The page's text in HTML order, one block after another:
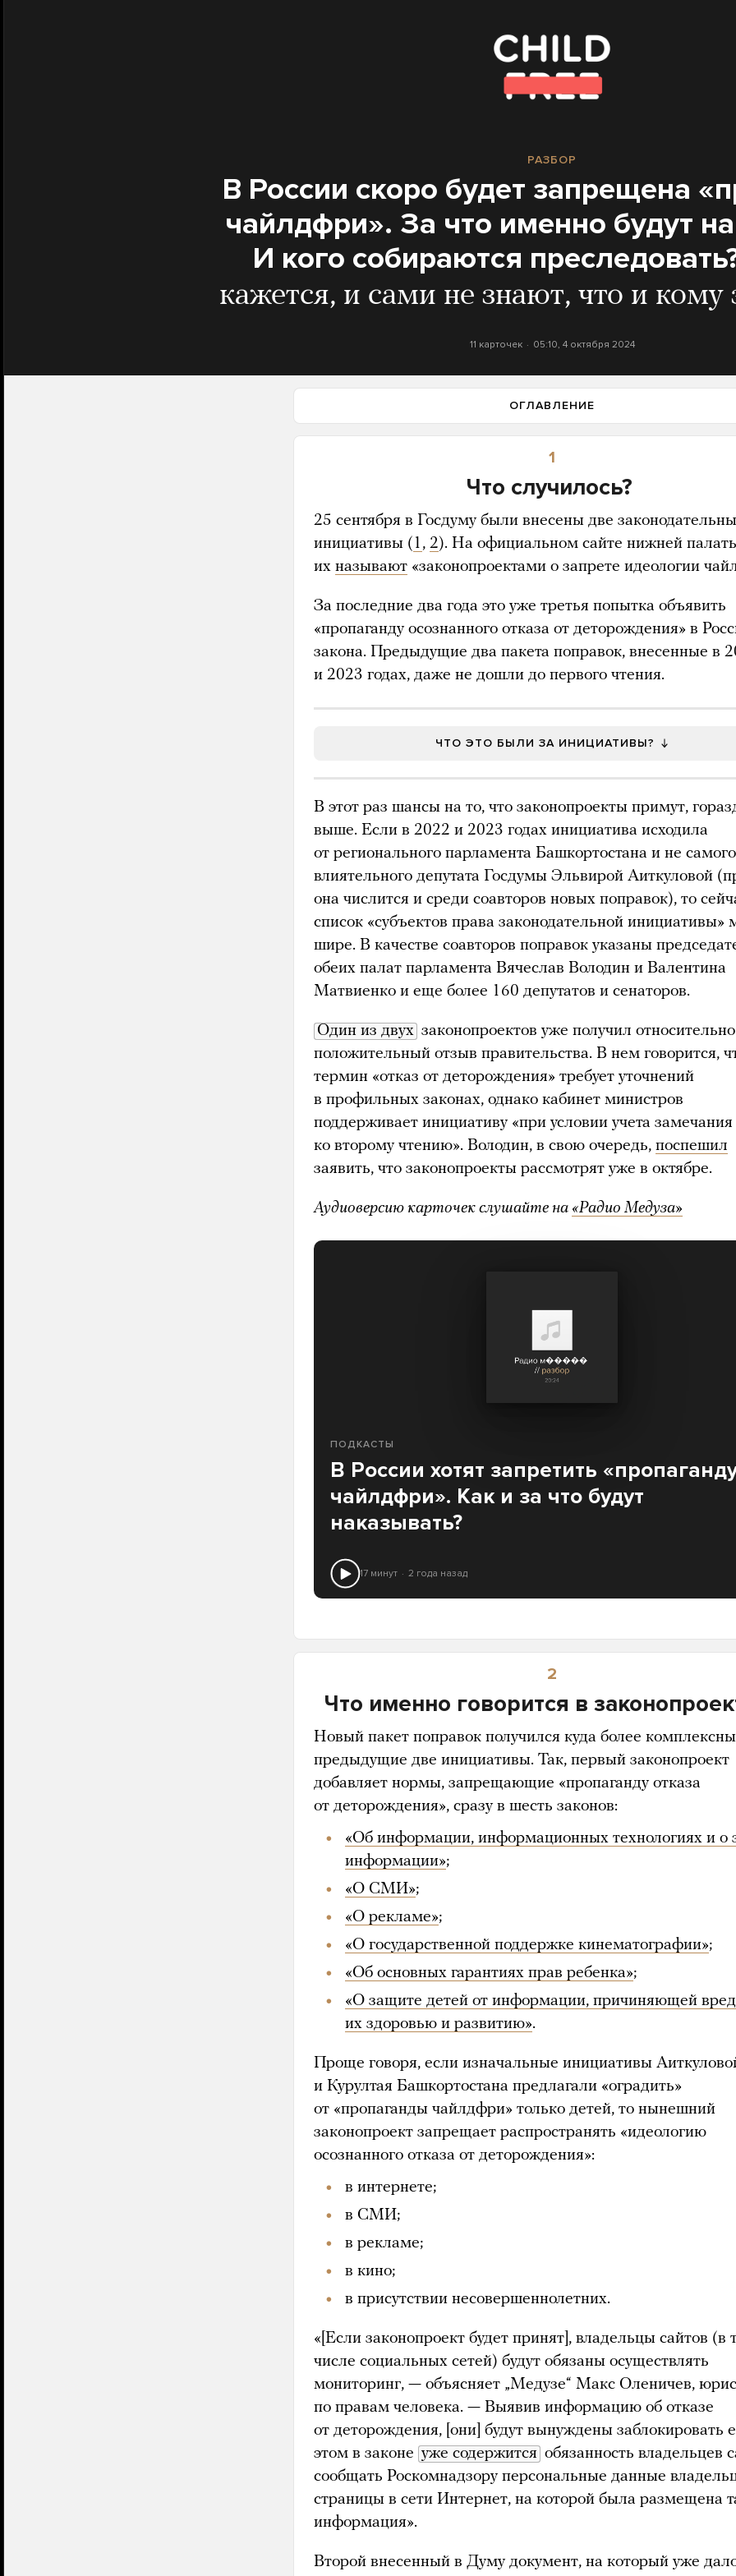
РАЗБОР
В России скоро будет запрещена
чайлдфри». За что именно будут
И кого собираются
кажется, и сами не знают, что и
11 карточек 05:10, 4 октября 2024
ОГЛАВЛЕНИЕ
1
Что случилось?
25 сентября в Госдуму были внесены две
инициативы ( 1 , 2). На официальном сайте нижней
их называют «законопроектами о запрете идеологии
За последние два года это уже третья попытка объявить
«пропаганду осознанного отказа от деторождения» в
закона. Предыдущие два пакета поправок, внесенные в
и 2023 годах, даже не дошли до первого чтения.
ЧТО ЭТО БЫЛИ ЗА ИНИЦИАТИВЫ?
В этот раз шансы на то, что законопроекты примут,
выше. Если в 2022 и 2023 годах инициатива исходила
от регионального парламента Башкортостана и не самого
влиятельного депутата Госдумы Эльвирой Аиткуловой
она числится и среди соавторов новых поправок), то
список «субъектов права законодательной инициативы»
шире. В качестве соавторов поправок указаны
обеих палат парламента Вячеслав Володин и Валентина
Матвиенко и еще более 160 депутатов и сенаторов.
Один из двух законопроектов уже получил относительно
положительный отзыв правительства. В нем говорится,
термин «отказ от деторождения» требует уточнений
в профильных законах, однако кабинет министров
поддерживает инициативу «при условии учета замечания
ко второму чтению». Володин, в свою очередь, поспешил
заявить, что законопроекты рассмотрят уже в октябре.
Аудиоверсию карточек слушайте на «Радио Медуза»
ПОДКАСТЫ
В России хотят запретить
чайлдфри». Как и за что будут
наказывать?
17 минут 2 года назад
2
Что именно говорится в
Новый пакет поправок получился куда более
предыдущие две инициативы. Так, первый законопроект
добавляет нормы, запрещающие «пропаганду отказа
от деторождения», сразу в шесть законов:
«Об информации, информационных технологиях и о
информации»;
«О СМИ»;
«О рекламе»;
«О государственной поддержке кинематографии»;
«Об основных гарантиях прав ребенка»;
«О защите детей от информации, причиняющей вред
их здоровью и развитию».
Проще говоря, если изначальные инициативы
и Курултая Башкортостана предлагали «оградить»
от «пропаганды чайлдфри» только детей, то нынешний
законопроект запрещает распространять «идеологию
осознанного отказа от деторождения»:
в интернете;
в СМИ;
в рекламе;
в кино;
в присутствии несовершеннолетних.
«[Если законопроект будет принят], владельцы сайтов (в
числе социальных сетей) будут обязаны осуществлять
мониторинг, — объясняет „Медузе“ Макс Оленичев,
по правам человека. — Выявив информацию об отказе
от деторождения, [они] будут вынуждены заблокировать
этом в законе уже содержится обязанность владельцев
сообщать Роскомнадзору персональные данные
страницы в сети Интернет, на которой была размещена
информация».
Второй внесенный в Думу документ, на который уже